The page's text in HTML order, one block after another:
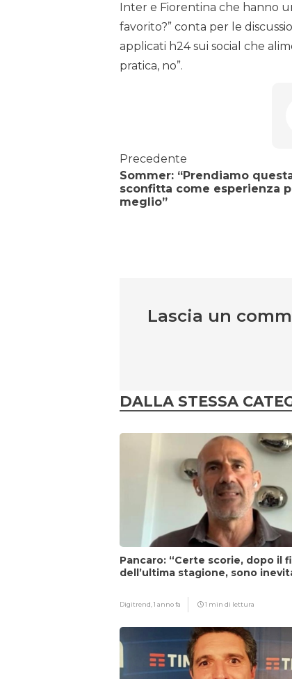
Inter e Fiorentina che hanno
favorito?” conta per le
applicati h24 sui social che
pratica, no”.
Precedente
Sommer: “Prendiamo
sconfitta come esperienza
meglio”
Lascia un
DALLA STESSA
Pancaro: “Certe scorie, dopo il
dell’ultima stagione, sono
Digitrend,1 anno fa 1 min di lettura